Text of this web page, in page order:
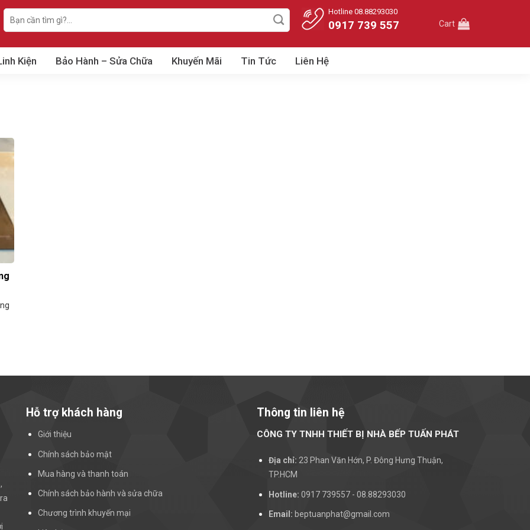
Search
for:
Hotline 08.88293030
0917 739 557 Cart
Kiện Bảo Hành – Sửa Chữa Khuyến Mãi Tin Tức Liên Hệ
Hỗ trợ khách hàng
Giới thiệu
Chính sách bảo mật
Mua hàng và thanh toán
Chính sách bảo hành và sửa chữa
Chương trình khuyến mại
Thông tin liên hệ
CÔNG TY TNHH THIẾT BỊ NHÀ BẾP TUẤN PHÁT
Địa chỉ: 23 Phan Văn Hớn, P. Đông Hưng Thuận,
TP.HCM
Hotline: 0917 739557 - 08.88293030
Email: beptuanphat@gmail.com